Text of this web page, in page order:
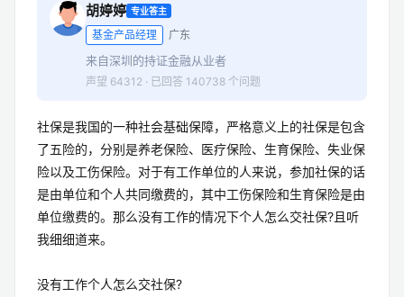
胡婷婷 专业答主
基金产品经理 广东
来自深圳的持证金融从业者
声望 64312 · 已回答 140738 个问题
社保是我国的一种社会基础保障，严格意义上的社保是包含
了五险的，分别是养老保险、医疗保险、生育保险、失业保
险以及工伤保险。对于有工作单位的人来说，参加社保的话
是由单位和个人共同缴费的，其中工伤保险和生育保险是由
单位缴费的。那么没有工作的情况下个人怎么交社保?且听
我细细道来。
没有工作个人怎么交社保?